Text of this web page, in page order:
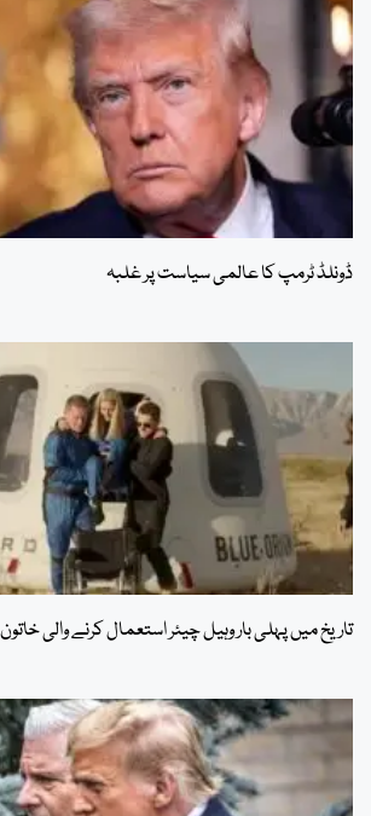
ڈونلڈ ٹرمپ کا عالمی سیاست پر غلبہ
تاریخ میں پہلی بار وہیل چیئر استعمال کرنے والی